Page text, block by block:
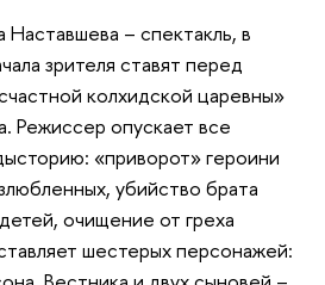
– спектакль, в
зрителя ставят перед
колхидской царевны»
Режиссер опускает все
«приворот» героини
убийство брата
очищение от греха
шестерых персонажей: